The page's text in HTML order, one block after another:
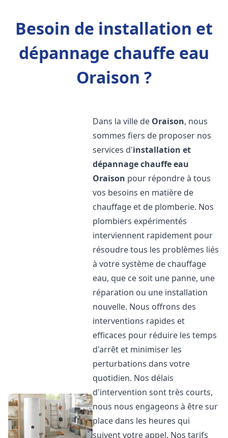
Besoin de installation et
dépannage chauffe eau
Oraison ?
Dans la ville de Oraison, nous
sommes fiers de proposer nos
services d'installation et
dépannage chauffe eau
Oraison pour répondre à tous
vos besoins en matière de
chauffage et de plomberie. Nos
plombiers expérimentés
interviennent rapidement pour
résoudre tous les problèmes liés
à votre système de chauffage
eau, que ce soit une panne, une
réparation ou une installation
nouvelle. Nous offrons des
interventions rapides et
efficaces pour réduire les temps
d'arrêt et minimiser les
perturbations dans votre
quotidien. Nos délais
d'intervention sont très courts,
nous nous engageons à être sur
place dans les heures qui
suivent votre appel. Nos tarifs